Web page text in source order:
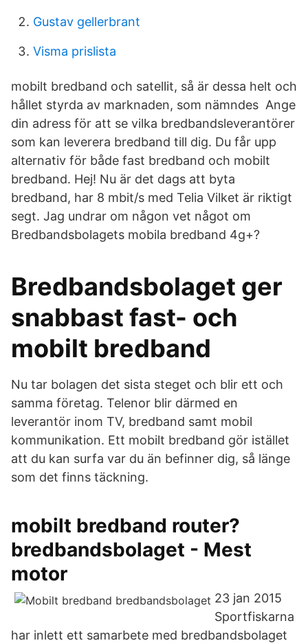
Gustav gellerbrant
Visma prislista
mobilt bredband och satellit, så är dessa helt och
hållet styrda av marknaden, som nämndes Ange
din adress för att se vilka bredbandsleverantörer
som kan leverera bredband till dig. Du får upp
alternativ för både fast bredband och mobilt
bredband. Hej! Nu är det dags att byta
bredband, har 8 mbit/s med Telia Vilket är riktigt
segt. Jag undrar om någon vet något om
Bredbandsbolagets mobila bredband 4g+?
Bredbandsbolaget ger
snabbast fast- och
mobilt bredband
Nu tar bolagen det sista steget och blir ett och
samma företag. Telenor blir därmed en
leverantör inom TV, bredband samt mobil
kommunikation. Ett mobilt bredband gör istället
att du kan surfa var du än befinner dig, så länge
som det finns täckning.
mobilt bredband router?
bredbandsbolaget - Mest
motor
23 jan 2015
Sportfiskarna
har inlett ett samarbete med bredbandsbolaget